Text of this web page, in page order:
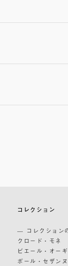
コレクション
— コレクション
クロード・モネ
ピエール・オー
ポール・セザンヌ